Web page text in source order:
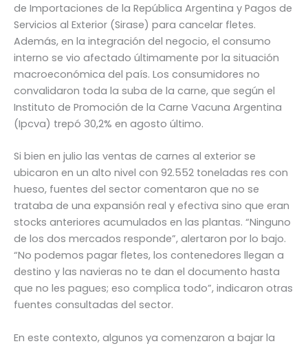
de Importaciones de la República Argentina y Pagos de
Servicios al Exterior (Sirase) para cancelar fletes.
Además, en la integración del negocio, el consumo
interno se vio afectado últimamente por la situación
macroeconómica del país. Los consumidores no
convalidaron toda la suba de la carne, que según el
Instituto de Promoción de la Carne Vacuna Argentina
(Ipcva) trepó 30,2% en agosto último.
Si bien en julio las ventas de carnes al exterior se
ubicaron en un alto nivel con 92.552 toneladas res con
hueso, fuentes del sector comentaron que no se
trataba de una expansión real y efectiva sino que eran
stocks anteriores acumulados en las plantas. “Ninguno
de los dos mercados responde”, alertaron por lo bajo.
“No podemos pagar fletes, los contenedores llegan a
destino y las navieras no te dan el documento hasta
que no les pagues; eso complica todo”, indicaron otras
fuentes consultadas del sector.
En este contexto, algunos ya comenzaron a bajar la